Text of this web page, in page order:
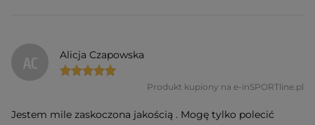
AC Alicja Czapowska
Produkt kupiony na e-inSPORTline.pl
Jestem mile zaskoczona jakością . Mogę tylko polecić